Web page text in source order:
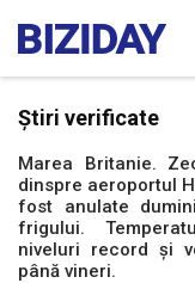
Știri verificate
Marea Britanie.
dinspre aeroportul
fost anulate
frigului.
niveluri record și
până vineri.